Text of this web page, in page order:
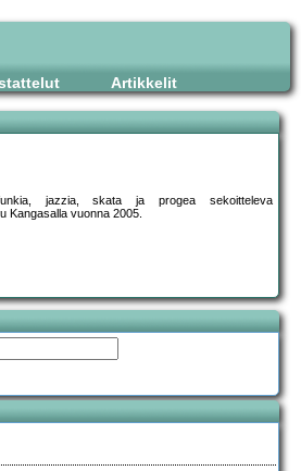
Artikkelit
jazzia, skata ja progea sekoitteleva
Kangasalla vuonna 2005.